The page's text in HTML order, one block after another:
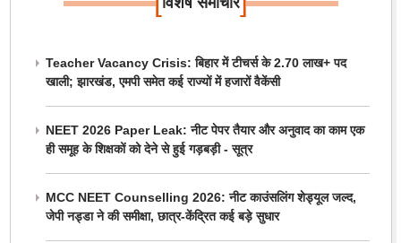
Teacher Vacancy Crisis: बिहार में टीचर्स के 2.70 लाख+ पद
खाली; झारखंड, एमपी समेत कई राज्यों में हजारों वैकेंसी
NEET 2026 Paper Leak: नीट पेपर तैयार और अनुवाद का काम एक
ही समूह के शिक्षकों को देने से हुई गड़बड़ी - सूत्र
MCC NEET Counselling 2026: नीट काउंसलिंग शेड्यूल जल्द,
जेपी नड्डा ने की समीक्षा, छात्र-केंद्रित कई बड़े सुधार